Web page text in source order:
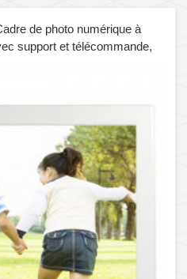
de photo numérique à
support et télécommande,